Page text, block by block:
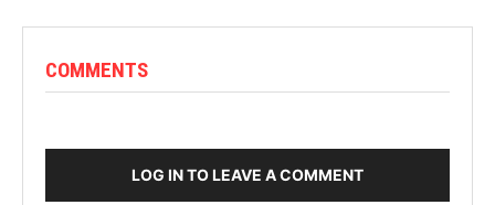
COMMENTS
LOG IN TO LEAVE A COMMENT